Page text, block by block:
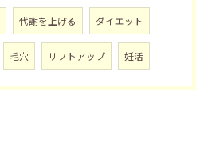
代謝を上げる ダイエット
毛穴 リフトアップ 妊活